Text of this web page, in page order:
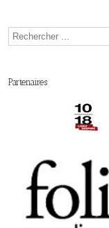
Partenaires